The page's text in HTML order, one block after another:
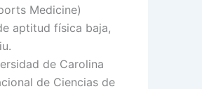
Medicine)
aptitud física baja,
de Carolina
de Ciencias de